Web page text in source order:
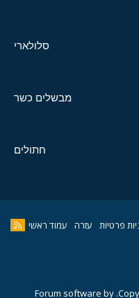
סלולארי
מבשלים כשר
חתולים
פרטיות עזרה עמוד ראשי
Forum software by